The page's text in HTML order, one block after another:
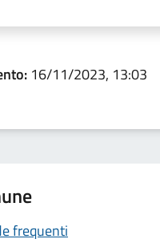
16/11/2023, 13:03
frequenti